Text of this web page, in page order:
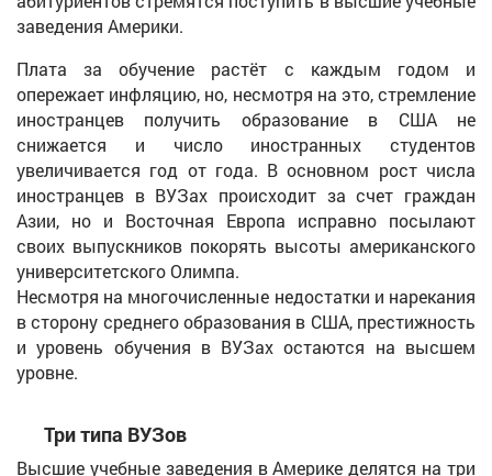
заведения Америки.
Плата за обучение растёт с каждым годом и
опережает инфляцию, но, несмотря на это, стремление
иностранцев получить образование в США не
снижается и число иностранных студентов
увеличивается год от года. В основном рост числа
иностранцев в ВУЗах происходит за счет граждан
Азии, но и Восточная Европа исправно посылают
своих выпускников покорять высоты американского
университетского Олимпа.
Несмотря на многочисленные недостатки и нарекания
в сторону среднего образования в США, престижность
и уровень обучения в ВУЗах остаются на высшем
уровне.
Три типа ВУЗов
Высшие учебные заведения в Америке делятся на три